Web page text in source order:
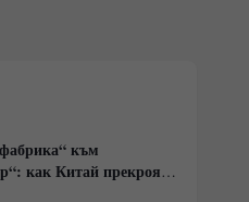
към
как Китай прекроява
потребление